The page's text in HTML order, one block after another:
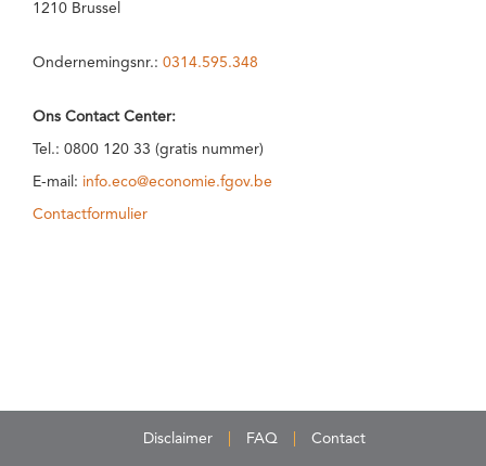
1210 Brussel
Ondernemingsnr.: 0314.595.348
Ons Contact Center:
Tel.: 0800 120 33 (gratis nummer)
E-mail: info.eco@economie.fgov.be
Contactformulier
Disclaimer FAQ Contact